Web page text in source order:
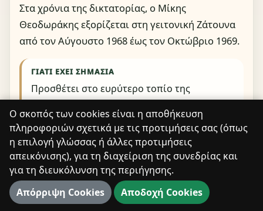
Ο σκοπός των cookies είναι η αποθήκευση
πληροφοριών σχετικά με τις προτιμήσεις σας (όπως
η επιλογή γλώσσας ή άλλες προτιμήσεις
απεικόνισης), για τη διαχείριση της συνεδρίας και
για τη διευκόλυνση της περιήγησης.
Απόρριψη Cookies
Αποδοχή Cookies
Στα χρόνια της δικτατορίας, ο Μίκης
Θεοδωράκης εξορίζεται στη γειτονική Ζάτουνα
από τον Αύγουστο 1968 έως τον Οκτώβριο 1969.
ΓΙΑΤΊ ΈΧΕΙ ΣΗΜΑΣΊΑ
Προσθέτει στο ευρύτερο τοπίο της
Δημητσάνας ένα κεφάλαιο πολιτισμού και
δημοκρατικής μνήμης του 20ού αιώνα.
Πού συνδέεται: Ζάτουνα, κοντά στη Δημητσάνα
ΚΛΗΡΟΝΟΜΙΆ Μουσείο Μίκη Θεοδωράκη (Ζάτουνα)
ΒΙΒΛΙΟΘΉΚΗ
Δημητσάνα 2003 - Η συναυλία του Μίκη